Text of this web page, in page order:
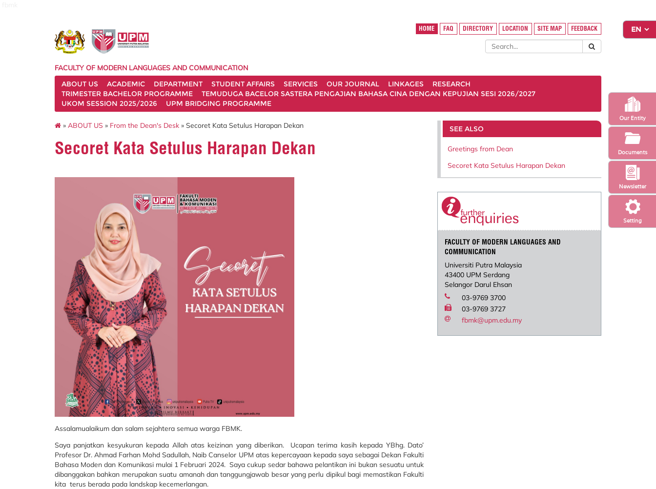
Setting
Newsletter
Our Entity
Documents
HOME FAQ DIRECTORY LOCATION SITE MAP FEEDBACK
FACULTY OF MODERN LANGUAGES AND COMMUNICATION
ABOUT US
ACADEMIC DEPARTMENT STUDENT AFFAIRS SERVICES OUR JOURNAL LINKAGES
RESEARCH
TRIMESTER BACHELOR PROGRAMME
TEMUDUGA BACELOR SASTERA PENGAJIAN BAHASA CINA DENGAN KEPUJIAN SESI 2026/2027
UKOM SESSION 2025/2026
UPM BRIDGING PROGRAMME
» ABOUT US » From the Dean's Desk » Secoret Kata Setulus Harapan Dekan
Secoret Kata Setulus Harapan Dekan
Assalamualaikum dan salam sejahtera semua warga FBMK.
Saya panjatkan kesyukuran kepada Allah atas keizinan yang diberikan. Ucapan terima kasih kepada YBhg. Dato’
Profesor Dr. Ahmad Farhan Mohd Sadullah, Naib Canselor UPM atas kepercayaan kepada saya sebagai Dekan Fakulti
Bahasa Moden dan Komunikasi mulai 1 Februari 2024. Saya cukup sedar bahawa pelantikan ini bukan sesuatu untuk
dibanggakan bahkan merupakan suatu amanah dan tanggungjawab besar yang perlu dipikul bagi memastikan Fakulti
kita terus berada pada landskap kecemerlangan.
SEE ALSO
Greetings from Dean
Secoret Kata Setulus Harapan Dekan
FACULTY OF MODERN LANGUAGES AND
COMMUNICATION
Universiti Putra Malaysia
43400 UPM Serdang
Selangor Darul Ehsan
03-9769 3700
03-9769 3727
fbmk@upm.edu.my